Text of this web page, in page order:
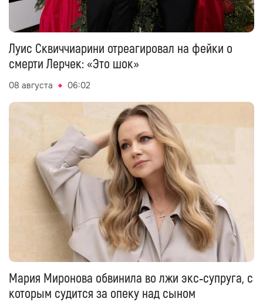
Луис Сквиччиарини отреагировал на фейки о
смерти Лерчек: «Это шок»
08 августа 06:02
Мария Миронова обвинила во лжи экс‑супруга, с
которым судится за опеку над сыном